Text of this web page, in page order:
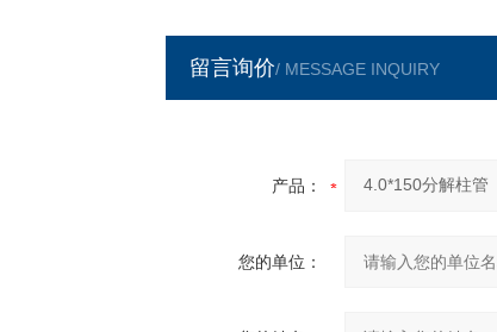
留言询价/ MESSAGE INQUIRY
产品：
您的单位：